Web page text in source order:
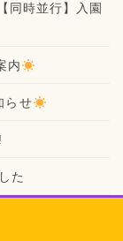
時並行】入園
内
らせ
た